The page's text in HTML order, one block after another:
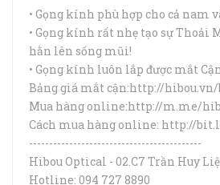
• Gọng kính phù hợp cho cả nam
• Gọng kính rất nhẹ tạo sự Thoải
hằn lên sống mũi!
• Gọng kính luôn lắp được mắt
Bảng giá mắt cận:http://
Mua hàng online:http://m.me/
Cách mua hàng online: http://
-------------------------------------------
Hibou Optical - 02.C7 Trần Huy
Hotline: 094 727 8890